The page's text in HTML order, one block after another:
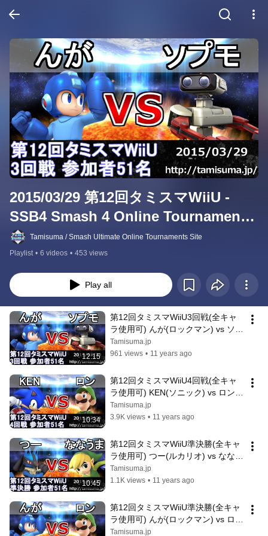
2015/03/29 第12回タミスマWiiU -
SSB4 Smash 4 Online Tournaments
- スマブラWiiU(Ver1.0.4)
Tamisuma / Smash Ultimate Online Tournaments Site
Playlist • 6 videos • 453 views
Play all
12:15
第12回タミスマWiiU3回戦(全キャ
ラ使用可) んが(ロックマン) vs ソプ
モ（ロボット） スマブラWiiU
SSB4
Tamisuma.jp
961 views • 11 years ago
10:34
第12回タミスマWiiU4回戦(全キャ
ラ使用可) KEN(ソニック) vs ロン
（ルイージ） スマブラWiiU SSB4
Tamisuma.jp
3.9K views • 11 years ago
10:45
第12回タミスマWiiU準決勝(全キャ
ラ使用可) つー(ルカリオ) vs ななう
ま（トゥーンリンク） スマブラ
WiiU SSB4
Tamisuma.jp
1.1K views • 11 years ago
第12回タミスマWiiU準決勝(全キャ
ラ使用可) んが(ロックマン) vs ロン
(ルイージ) スマブラWiiU SSB4
Tamisuma.jp